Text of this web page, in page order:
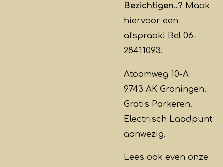
Bezichtigen..? Maak
hiervoor een
afspraak! Bel 06-
28411093.
Atoomweg 10-A
9743 AK Groningen.
Gratis Parkeren.
Electrisch Laadpunt
aanwezig.
Lees ook even onze